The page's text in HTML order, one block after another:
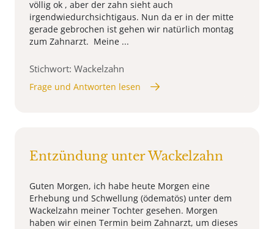
völlig ok , aber der zahn sieht auch
irgendwiedurchsichtigaus. Nun da er in der mitte
gerade gebrochen ist gehen wir natürlich montag
zum Zahnarzt. Meine ...
Stichwort: Wackelzahn
Frage und Antworten lesen
Entzündung unter Wackelzahn
Guten Morgen, ich habe heute Morgen eine
Erhebung und Schwellung (ödematös) unter dem
Wackelzahn meiner Tochter gesehen. Morgen
haben wir einen Termin beim Zahnarzt, um dieses